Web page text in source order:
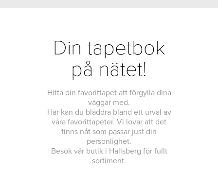
Din tapetbok
på nätet!
Hitta din favorittapet att förgylla dina
väggar med.
Här kan du bläddra bland ett urval av
våra favorittapeter. Vi lovar att det
finns nåt som passar just din
personlighet.
Besök vår butik i Hallsberg för fullt
sortiment.